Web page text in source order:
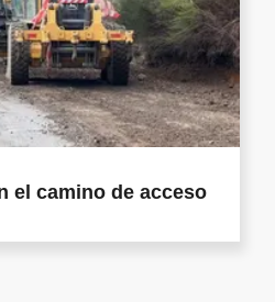
el camino de acceso